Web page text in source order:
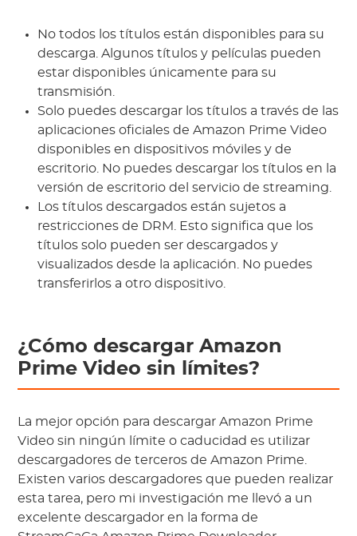
No todos los títulos están disponibles para su
descarga. Algunos títulos y películas pueden
estar disponibles únicamente para su
transmisión.
Solo puedes descargar los títulos a través de las
aplicaciones oficiales de Amazon Prime Video
disponibles en dispositivos móviles y de
escritorio. No puedes descargar los títulos en la
versión de escritorio del servicio de streaming.
Los títulos descargados están sujetos a
restricciones de DRM. Esto significa que los
títulos solo pueden ser descargados y
visualizados desde la aplicación. No puedes
transferirlos a otro dispositivo.
¿Cómo descargar Amazon
Prime Video sin límites?
La mejor opción para descargar Amazon Prime
Video sin ningún límite o caducidad es utilizar
descargadores de terceros de Amazon Prime.
Existen varios descargadores que pueden realizar
esta tarea, pero mi investigación me llevó a un
excelente descargador en la forma de